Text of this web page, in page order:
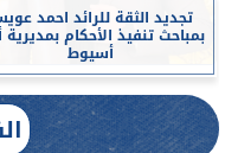
تجديد الثقة للرائد احمد
بمباحث تنفيذ الأحكام
أسيوط